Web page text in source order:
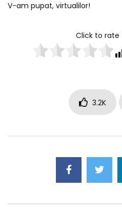
V-am pupat, virtualilor!
Click to rate
3.2K